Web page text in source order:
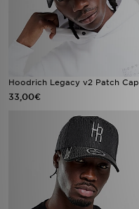
Hoodrich Legacy v2 Patch Cap
33,00€